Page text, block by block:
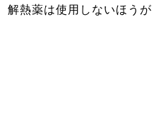
解熱薬は使用しないほうが